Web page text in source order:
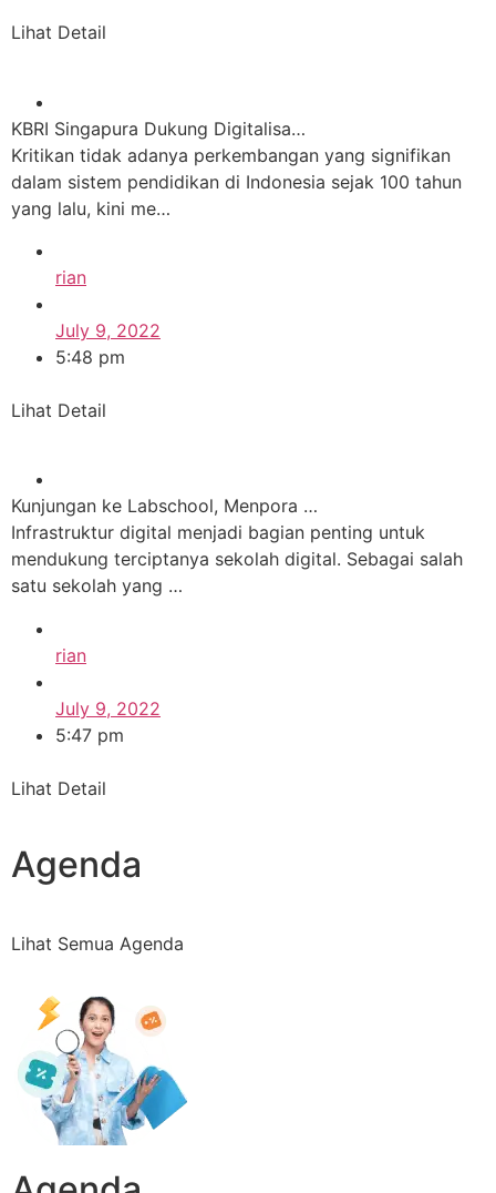
Lihat Detail
KBRI Singapura Dukung Digitalisa…
Kritikan tidak adanya perkembangan yang signifikan
dalam sistem pendidikan di Indonesia sejak 100 tahun
yang lalu, kini me…
rian
July 9, 2022
5:48 pm
Lihat Detail
Kunjungan ke Labschool, Menpora …
Infrastruktur digital menjadi bagian penting untuk
mendukung terciptanya sekolah digital. Sebagai salah
satu sekolah yang …
rian
July 9, 2022
5:47 pm
Lihat Detail
Agenda
Lihat Semua Agenda